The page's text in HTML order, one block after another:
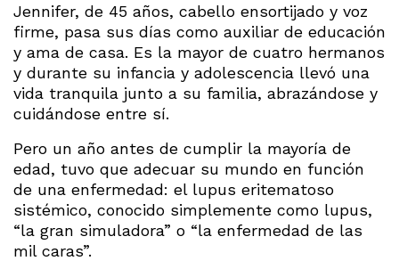
Jennifer, de 45 años, cabello ensortijado y voz
firme, pasa sus días como auxiliar de educación
y ama de casa. Es la mayor de cuatro hermanos
y durante su infancia y adolescencia llevó una
vida tranquila junto a su familia, abrazándose y
cuidándose entre sí.
Pero un año antes de cumplir la mayoría de
edad, tuvo que adecuar su mundo en función
de una enfermedad: el lupus eritematoso
sistémico, conocido simplemente como lupus,
“la gran simuladora” o “la enfermedad de las
mil caras”.